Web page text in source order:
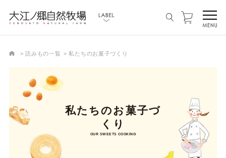
読みもの一覧 私たちのお菓子づくり
私たちのお菓子づ
くり
OUR SWEETS COOKING